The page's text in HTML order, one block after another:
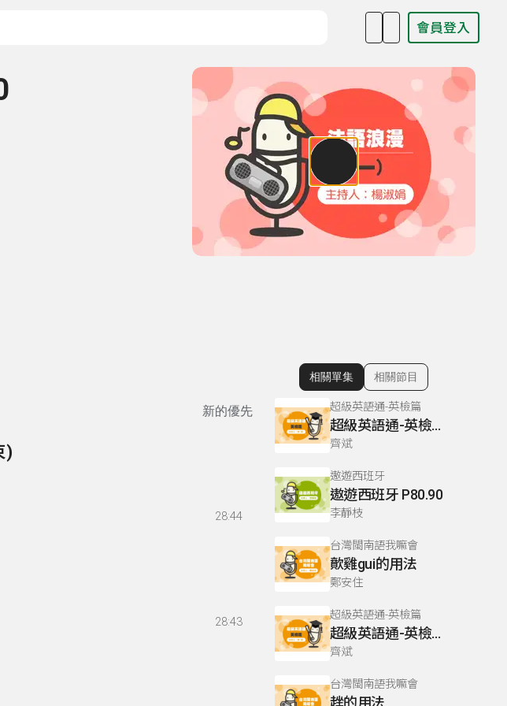
會員登入
新的優先
)
28:44
28:43
顯示相關單集
相關單集 相關節目
超級英語通-英檢篇
超級英語通-英檢篇 083 Cloze Test/段落填空-13
齊斌
遨遊西班牙
遨遊西班牙 P80.90
李靜枝
台灣閩南語我嘛會
歕雞gui的用法
鄭安住
超級英語通-英檢篇
超級英語通-英檢篇 035 Weekend Trip- 週末旅遊
齊斌
台灣閩南語我嘛會
趖的用法